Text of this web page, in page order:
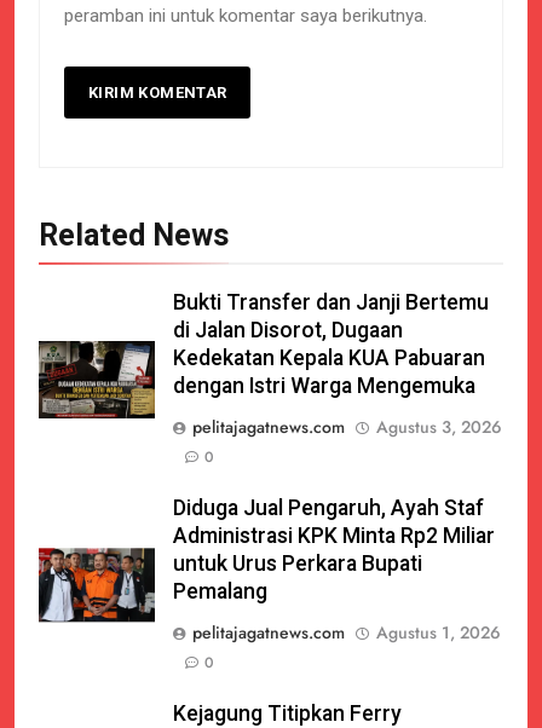
peramban ini untuk komentar saya berikutnya.
Related News
Bukti Transfer dan Janji Bertemu
di Jalan Disorot, Dugaan
Kedekatan Kepala KUA Pabuaran
dengan Istri Warga Mengemuka
pelitajagatnews.com
Agustus 3, 2026
0
Diduga Jual Pengaruh, Ayah Staf
Administrasi KPK Minta Rp2 Miliar
untuk Urus Perkara Bupati
Pemalang
pelitajagatnews.com
Agustus 1, 2026
0
Kejagung Titipkan Ferry